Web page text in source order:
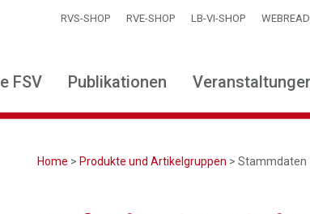
RVS-SHOP RVE-SHOP LB-VI-SHOP
FSV Publikationen
Home > Produkte und Artikelgruppen > Stammdaten